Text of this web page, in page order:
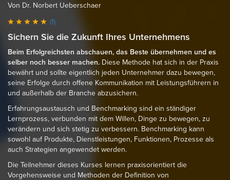
Von Dr. Norbert Ueberschaer
(1)
Sichern Sie die Zukunft Ihres Unternehmens
Beim Erfolgreichsten abschauen, das Beste übernehmen und es
selber noch besser machen. Diese Methode hat sich in der Praxis
bewährt und sollte eigentlich jeden Unternehmer dazu bewegen,
seine Erfolge durch offene Kommunikation mit Leistungsführern in
und außerhalb der Branche abzusichern.
Erfahrungsaustausch und Benchmarking sind ein ständiger
Lernprozess, verbunden mit dem Willen, Dinge zu bewegen, zu
verändern und sich stetig zu verbessern. Benchmarking kann
sowohl auf Produkte, Dienstleistungen, Funktionen, Prozesse als
auch Strategien angewendet werden.
Die Teilnehmer dieses Kurses lernen praxisorientiert die
Vorgehensweise und Methoden der Definition von